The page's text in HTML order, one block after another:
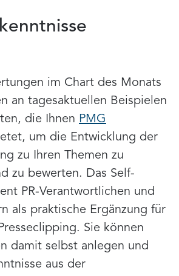
im Chart des Monats
an tagesaktuellen Beispielen
die Ihnen PMG
um die Entwicklung der
zu Ihren Themen zu
zu bewerten. Das Self-
PR-Verantwortlichen und
als praktische Ergänzung für
Sie können
damit selbst anlegen und
aus der